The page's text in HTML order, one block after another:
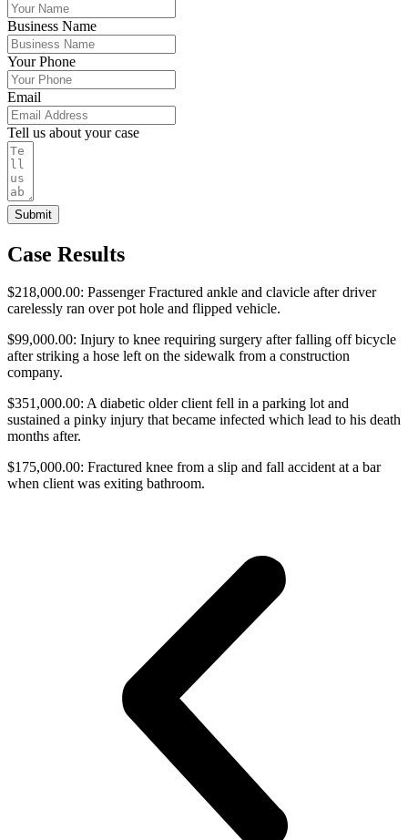
Business Name
Your Phone
Email
Tell us about your case
Submit
Case Results
$218,000.00: Passenger Fractured ankle and clavicle after driver
carelessly ran over pot hole and flipped vehicle.
$99,000.00: Injury to knee requiring surgery after falling off bicycle
after striking a hose left on the sidewalk from a construction
company.
$351,000.00: A diabetic older client fell in a parking lot and
sustained a pinky injury that became infected which lead to his death
months after.
$175,000.00: Fractured knee from a slip and fall accident at a bar
when client was exiting bathroom.